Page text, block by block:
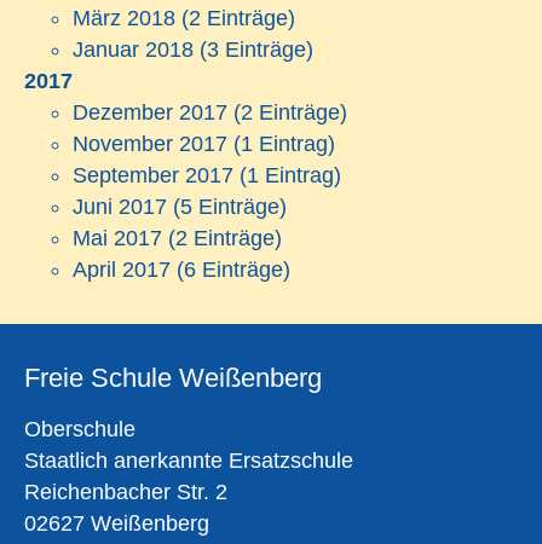
März 2018 (2 Einträge)
Januar 2018 (3 Einträge)
2017
Dezember 2017 (2 Einträge)
November 2017 (1 Eintrag)
September 2017 (1 Eintrag)
Juni 2017 (5 Einträge)
Mai 2017 (2 Einträge)
April 2017 (6 Einträge)
Freie Schule Weißenberg
Oberschule
Staatlich anerkannte Ersatzschule
Reichenbacher Str. 2
02627 Weißenberg